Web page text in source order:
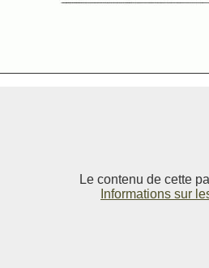
Le contenu de cette
Informations sur